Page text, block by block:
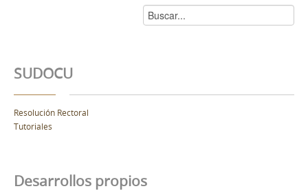
SUDOCU
Resolución Rectoral
Tutoriales
Desarrollos propios